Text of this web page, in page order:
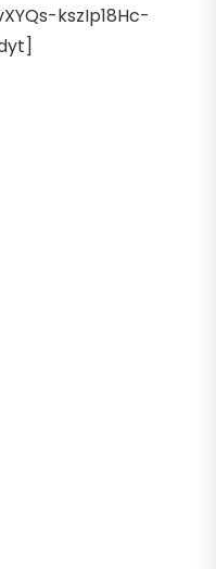
kszIp18Hc-